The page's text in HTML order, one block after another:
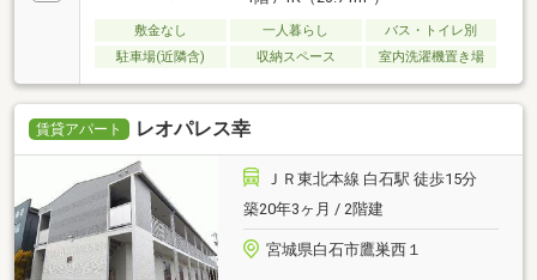
敷金なし 一人暮らし
バス・トイレ別
駐車場(近隣含)
収納スペース 室内洗濯機置き場
賃貸アパート レオパレス幸
ＪＲ東北本線 白石駅 徒歩15分
築20年3ヶ月 / 2階建
宮城県白石市鷹巣西１